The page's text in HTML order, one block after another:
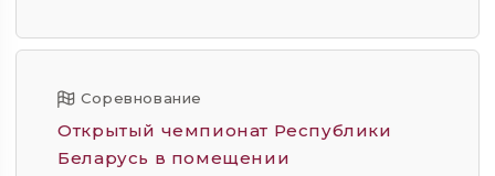
Соревнование
Открытый чемпионат Республики
Беларусь в помещении